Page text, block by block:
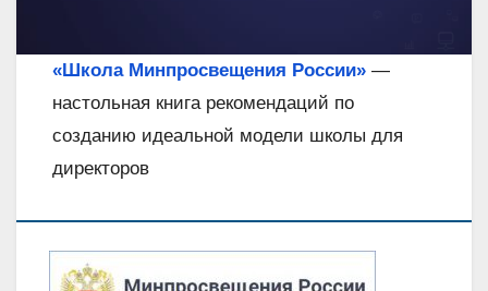
«Школа Минпросвещения России» —
настольная книга рекомендаций по
созданию идеальной модели школы для
директоров